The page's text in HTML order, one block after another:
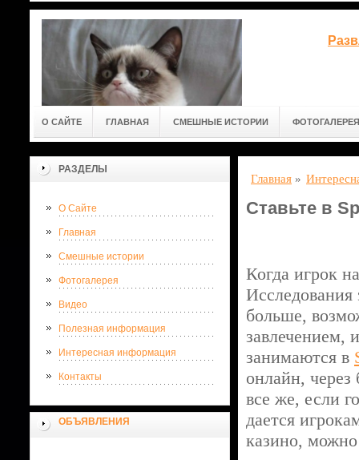
О САЙТЕ ГЛАВНАЯ СМЕШНЫЕ ИСТОРИИ ФОТОГАЛЕРЕЯ
РАЗДЕЛЫ
О Сайте
Главная
Смешные истории
Фотогалерея
Видео
Полезная информация
Интересная информация
Контакты
ОБЪЯВЛЕНИЯ
Главная »
Ставьте в
Когда игрок
Исследования
больше,
завлечением,
занимаются в
онлайн,
все же, если
дается
казино,